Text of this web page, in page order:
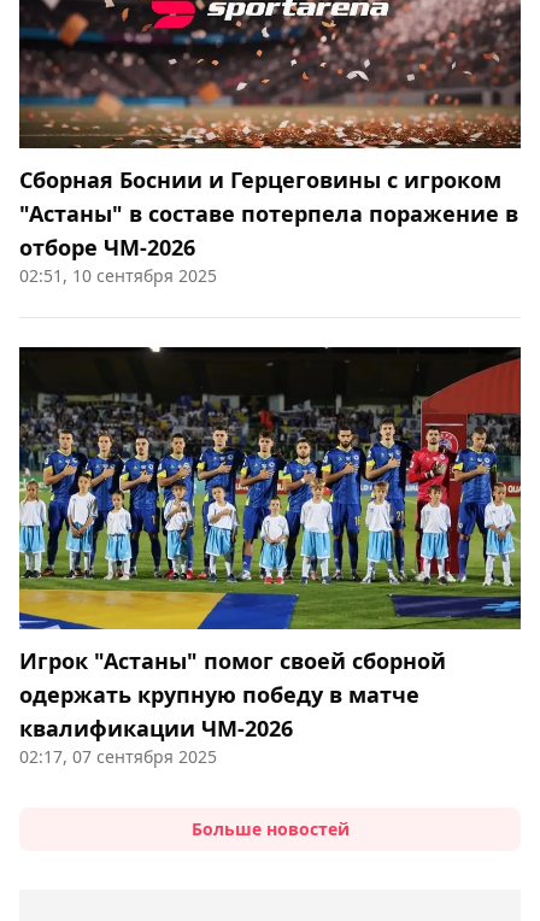
Сборная Боснии и Герцеговины с игроком
"Астаны" в составе потерпела поражение в
отборе ЧМ-2026
02:51, 10 сентября 2025
Игрок "Астаны" помог своей сборной
одержать крупную победу в матче
квалификации ЧМ-2026
02:17, 07 сентября 2025
Больше новостей